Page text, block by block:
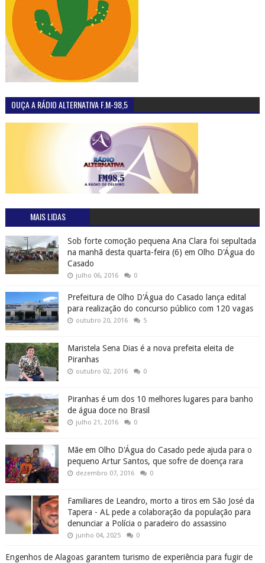
OUÇA A RÁDIO ALTERNATIVA F.M-98,5
MAIS LIDAS
Sob forte comoção pequena Ana Clara foi sepultada
na manhã desta quarta-feira (6) em Olho D'Água do
Casado
julho 06, 2016 0
Prefeitura de Olho D'Água do Casado lança edital
para realização do concurso público com 120 vagas
outubro 20, 2016 5
Maristela Sena Dias é a nova prefeita eleita de
Piranhas
outubro 02, 2016 0
Piranhas é um dos 10 melhores lugares para banho
de água doce no Brasil
julho 21, 2016 0
Mãe em Olho D'Água do Casado pede ajuda para o
pequeno Artur Santos, que sofre de doença rara
dezembro 07, 2016 0
Familiares de Leandro, morto a tiros em São José da
Tapera - AL pede a colaboração da população para
denunciar a Polícia o paradeiro do assassino
junho 04, 2025 0
Engenhos de Alagoas garantem turismo de experiência para fugir de